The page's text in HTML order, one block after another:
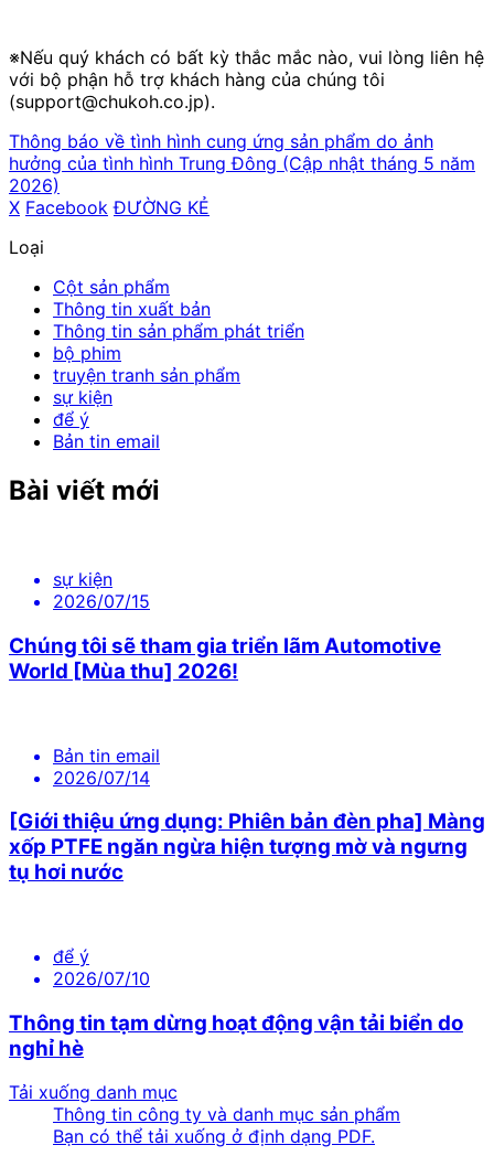
※Nếu quý khách có bất kỳ thắc mắc nào, vui lòng liên hệ
với bộ phận hỗ trợ khách hàng của chúng tôi
(support@chukoh.co.jp).
Thông báo về tình hình cung ứng sản phẩm do ảnh
hưởng của tình hình Trung Đông (Cập nhật tháng 5 năm
2026)
X Facebook ​ ​ĐƯỜNG KẺ
Loại
Cột sản phẩm
Thông tin xuất bản
Thông tin sản phẩm phát triển
bộ phim
truyện tranh sản phẩm
sự kiện
để ý
Bản tin email
Bài viết mới
sự kiện
2026/07/15
Chúng tôi sẽ tham gia triển lãm Automotive
World [Mùa thu] 2026!
Bản tin email
2026/07/14
[Giới thiệu ứng dụng: Phiên bản đèn pha] Màng
xốp PTFE ngăn ngừa hiện tượng mờ và ngưng
tụ hơi nước
để ý
2026/07/10
Thông tin tạm dừng hoạt động vận tải biển do
nghỉ hè
Tải xuống danh mục
Thông tin công ty và danh mục sản phẩm
Bạn có thể tải xuống ở định dạng PDF.